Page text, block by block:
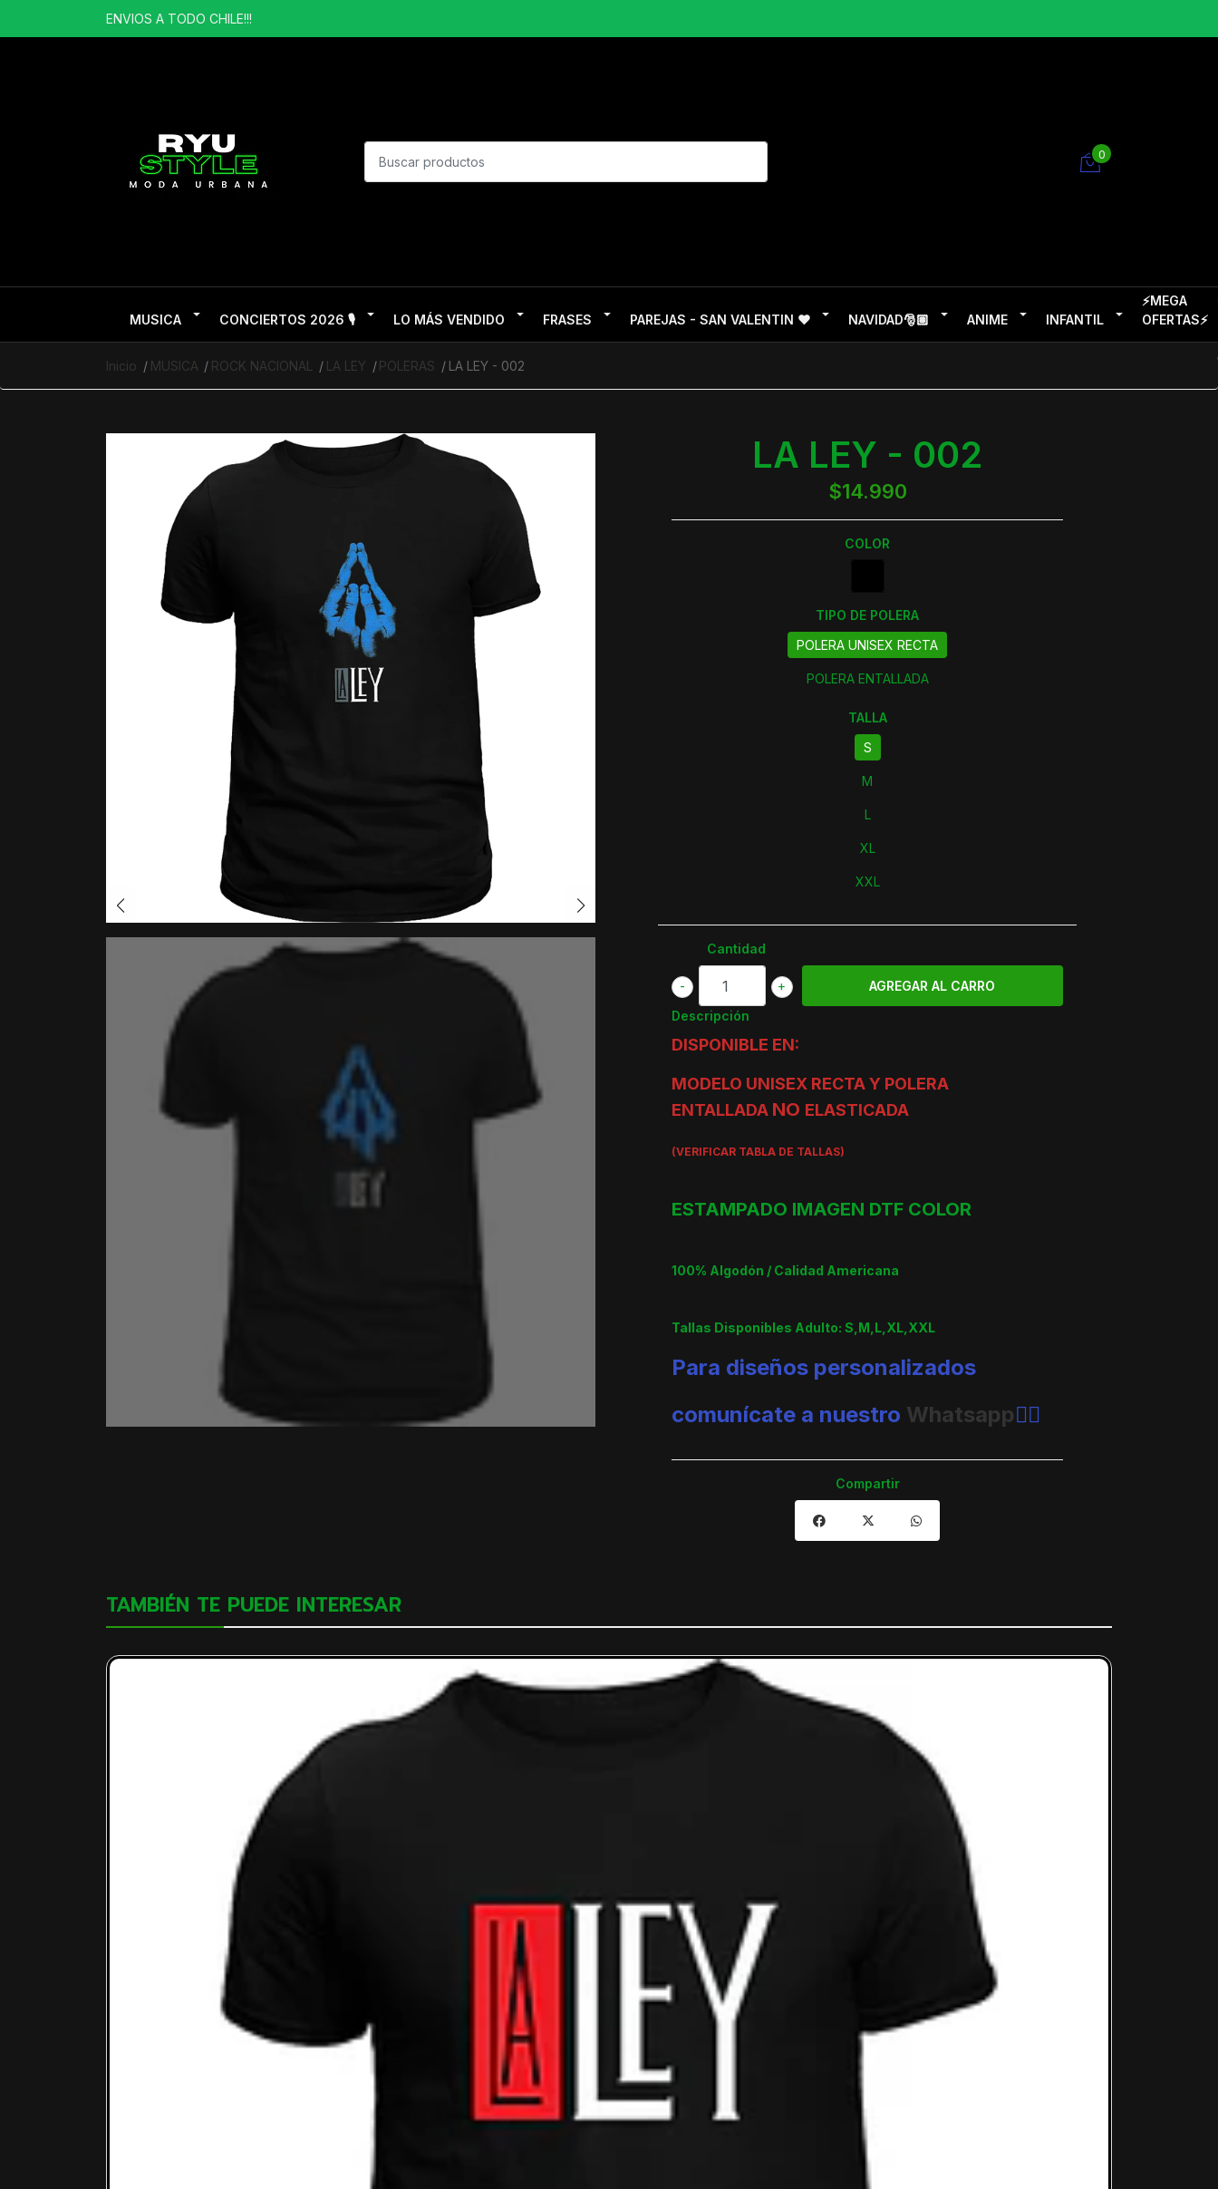
ENVIOS A TODO CHILE!!!
0
MUSICA CONCIERTOS 2026 🎙️ LO MÁS VENDIDO FRASES PAREJAS - SAN VALENTIN ❤ NAVIDAD🎅🏽 ANIME INFANTIL
⚡MEGA
OFERTAS⚡
Inicio MUSICA ROCK NACIONAL LA LEY POLERAS LA LEY - 002
LA LEY - 002
$14.990
COLOR
TIPO DE POLERA
POLERA UNISEX RECTA
POLERA ENTALLADA
TALLA
S
M
L
XL
XXL
Cantidad
+
-
Descripción
DISPONIBLE EN:
MODELO UNISEX RECTA Y POLERA
ENTALLADA NO ELASTICADA
(VERIFICAR TABLA DE TALLAS)
ESTAMPADO IMAGEN DTF COLOR
100% Algodón / Calidad Americana
Tallas Disponibles Adulto: S,M,L,XL,XXL
Para diseños personalizados
comunícate a nuestro Whatsapp👈🏼
Compartir
TAMBIÉN TE PUEDE INTERESAR